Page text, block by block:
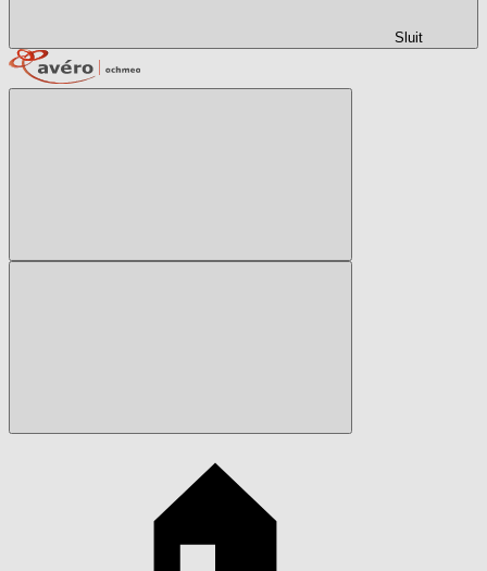
Sluit